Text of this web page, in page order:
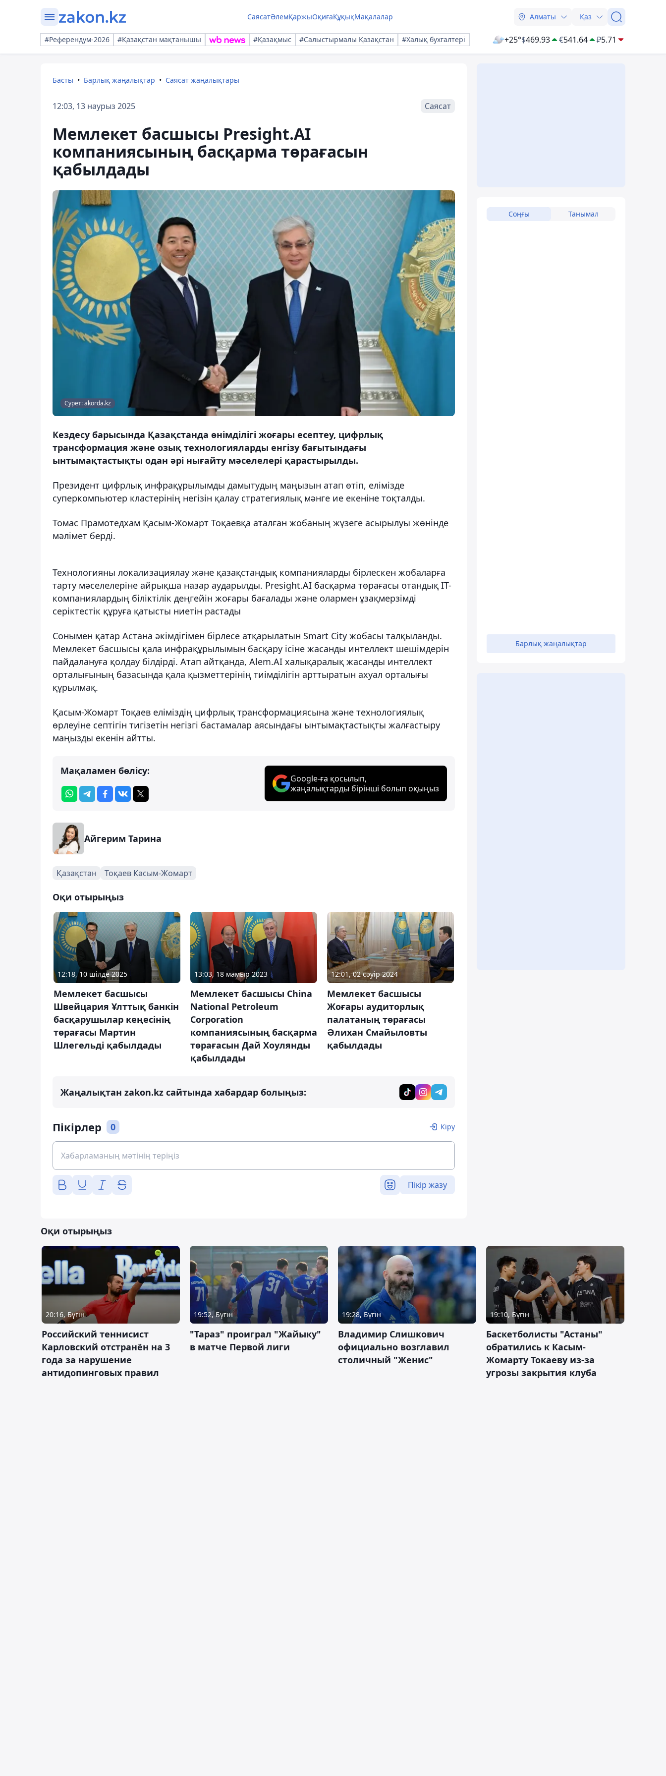
СаясатӘлемҚаржыОқиғаҚұқықМақалалар Алматы Қаз
#Референдум-2026 #Қазақстан мақтанышы #Қазақмыс #Салыстырмалы Қазақстан #Халық бухгалтері +25°$469.93 €541.64 ₽5.71
Басты Барлық жаңалықтар Саясат жаңалықтары
12:03, 13 наурыз 2025 Саясат
Мемлекет басшысы Presight.AI
компаниясының басқарма төрағасын
қабылдады
Сурет: akorda.kz
Кездесу барысында Қазақстанда өнімділігі жоғары есептеу, цифрлық
трансформация және озық технологияларды енгізу бағытындағы
ынтымақтастықты одан әрі нығайту мәселелері қарастырылды.
Президент цифрлық инфрақұрылымды дамытудың маңызын атап өтіп, елімізде
суперкомпьютер кластерінің негізін қалау стратегиялық мәнге ие екеніне тоқталды.
Томас Прамотедхам Қасым-Жомарт Тоқаевқа аталған жобаның жүзеге асырылуы жөнінде
мәлімет берді.
Технологияны локализациялау және қазақстандық компанияларды бірлескен жобаларға
тарту мәселелеріне айрықша назар аударылды. Presight.AI басқарма төрағасы отандық IT-
компаниялардың біліктілік деңгейін жоғары бағалады және олармен ұзақмерзімді
серіктестік құруға қатысты ниетін растады
Сонымен қатар Астана әкімдігімен бірлесе атқарылатын Smart City жобасы талқыланды.
Мемлекет басшысы қала инфрақұрылымын басқару ісіне жасанды интеллект шешімдерін
пайдалануға қолдау білдірді. Атап айтқанда, Alem.AI халықаралық жасанды интеллект
орталығының базасында қала қызметтерінің тиімділігін арттыратын ахуал орталығы
құрылмақ.
Қасым-Жомарт Тоқаев еліміздің цифрлық трансформациясына және технологиялық
өрлеуіне септігін тигізетін негізгі бастамалар аясындағы ынтымақтастықты жалғастыру
маңызды екенін айтты.
Мақаламен бөлісу:
Google-ға қосылып,
жаңалықтарды бірінші болып оқыңыз
Айгерим Тарина
Қазақстан Тоқаев Касым-Жомарт
Оқи отырыңыз
12:18, 10 шілде 2025
Мемлекет басшысы
Швейцария Ұлттық банкін
басқарушылар кеңесінің
төрағасы Мартин
Шлегельді қабылдады
13:03, 18 мамыр 2023
Мемлекет басшысы China
National Petroleum
Corporation
компаниясының басқарма
төрағасын Дай Хоулянды
қабылдады
12:01, 02 сәуір 2024
Мемлекет басшысы
Жоғары аудиторлық
палатаның төрағасы
Әлихан Смайыловты
қабылдады
Жаңалықтан zakon.kz сайтында хабардар болыңыз:
Пікірлер 0 Кіру
Пікір жазу
Соңғы Танымал
Барлық жаңалықтар
Оқи отырыңыз
20:16, Бүгін
Российский теннисист
Карловский отстранён на 3
года за нарушение
антидопинговых правил
19:52, Бүгін
"Тараз" проиграл "Жайыку"
в матче Первой лиги
19:28, Бүгін
Владимир Слишкович
официально возглавил
столичный "Женис"
19:10, Бүгін
Баскетболисты "Астаны"
обратились к Касым-
Жомарту Токаеву из-за
угрозы закрытия клуба